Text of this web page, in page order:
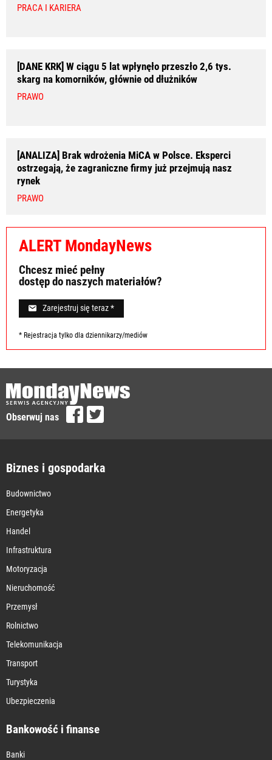
PRACA I KARIERA
[DANE KRK] W ciągu 5 lat wpłynęło przeszło 2,6 tys.
skarg na komorników, głównie od dłużników
PRAWO
[ANALIZA] Brak wdrożenia MiCA w Polsce. Eksperci
ostrzegają, że zagraniczne firmy już przejmują nasz
rynek
PRAWO
ALERT MondayNews
Chcesz mieć pełny
dostęp do naszych materiałów?
Zarejestruj się teraz *
* Rejestracja tylko dla dziennikarzy/mediów
Obserwuj nas
Biznes i gospodarka
Budownictwo
Energetyka
Handel
Infrastruktura
Motoryzacja
Nieruchomość
Przemysł
Rolnictwo
Telekomunikacja
Transport
Turystyka
Ubezpieczenia
Bankowość i finanse
Banki